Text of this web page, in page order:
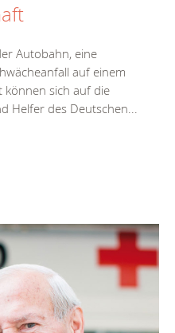
Autobahn, eine
auf einem
können sich auf die
Helfer des Deutschen...